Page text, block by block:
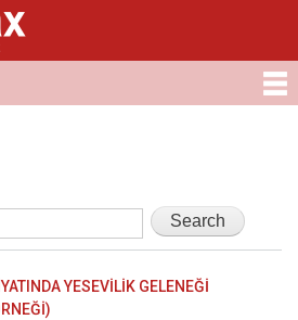
to
YESEVİLİK GELENEĞİ